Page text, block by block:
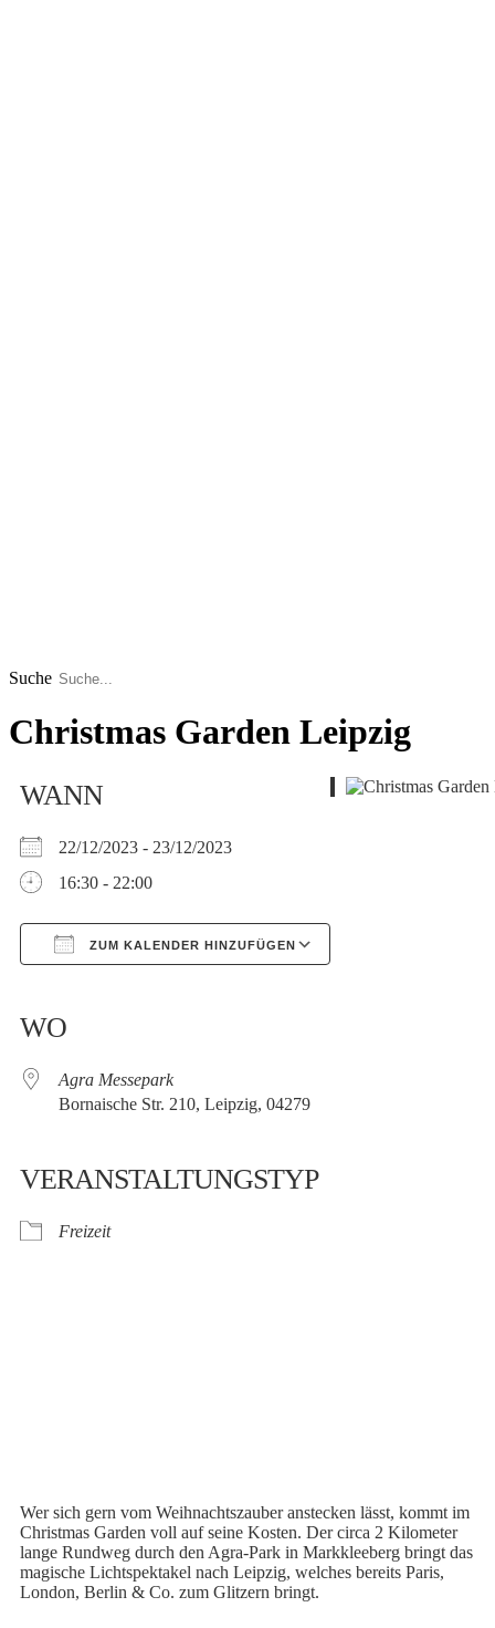
Suche
Christmas Garden Leipzig
WANN
22/12/2023 - 23/12/2023
16:30 - 22:00
ZUM KALENDER HINZUFÜGEN
WO
Agra Messepark
Bornaische Str. 210, Leipzig, 04279
VERANSTALTUNGSTYP
Freizeit
Wer sich gern vom Weihnachtszauber anstecken lässt, kommt im
Christmas Garden voll auf seine Kosten. Der circa 2 Kilometer
lange Rundweg durch den Agra-Park in Markkleeberg bringt das
magische Lichtspektakel nach Leipzig, welches bereits Paris,
London, Berlin & Co. zum Glitzern bringt.